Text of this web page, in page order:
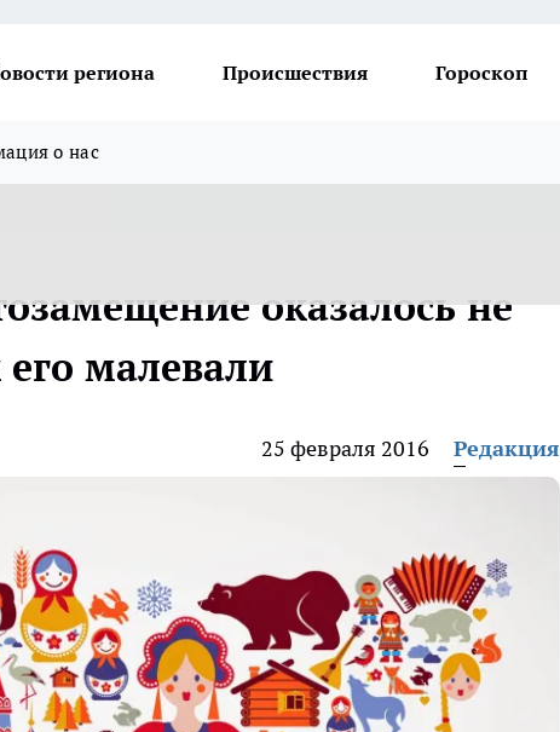
региона Происшествия Гороскоп
о нас
оказалось не
малевали
25 февраля 2016 Редакция